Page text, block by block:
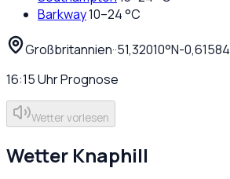
Barkway10–24°C
Großbritannien··51,32010°N-0,61584
16:15UhrPrognose
Wetter vorlesen
Wetter Knaphill